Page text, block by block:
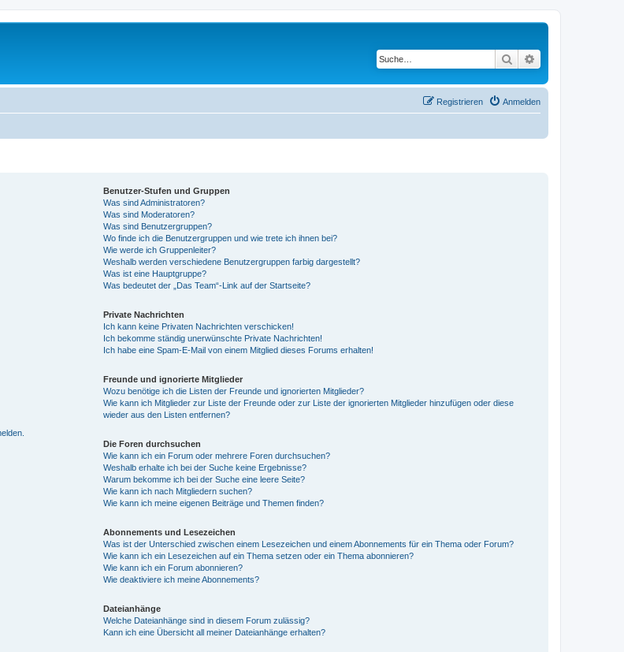
Suche
Anmelden
Registrieren
Benutzer-Stufen und Gruppen
Was sind Administratoren?
Was sind Moderatoren?
Was sind Benutzergruppen?
Wo finde ich die Benutzergruppen und wie trete ich ihnen bei?
Wie werde ich Gruppenleiter?
Weshalb werden verschiedene Benutzergruppen farbig dargestellt?
Was ist eine Hauptgruppe?
Was bedeutet der „Das Team“-Link auf der Startseite?
Private Nachrichten
Ich kann keine Privaten Nachrichten verschicken!
Ich bekomme ständig unerwünschte Private Nachrichten!
Ich habe eine Spam-E-Mail von einem Mitglied dieses Forums erhalten!
Freunde und ignorierte Mitglieder
Wozu benötige ich die Listen der Freunde und ignorierten Mitglieder?
Wie kann ich Mitglieder zur Liste der Freunde oder zur Liste der ignorierten Mitglieder hinzufügen oder diese
wieder aus den Listen entfernen?
Die Foren durchsuchen
Wie kann ich ein Forum oder mehrere Foren durchsuchen?
Weshalb erhalte ich bei der Suche keine Ergebnisse?
Warum bekomme ich bei der Suche eine leere Seite?
Wie kann ich nach Mitgliedern suchen?
Wie kann ich meine eigenen Beiträge und Themen finden?
Abonnements und Lesezeichen
Was ist der Unterschied zwischen einem Lesezeichen und einem Abonnements für ein Thema oder Forum?
Wie kann ich ein Lesezeichen auf ein Thema setzen oder ein Thema abonnieren?
Wie kann ich ein Forum abonnieren?
Wie deaktiviere ich meine Abonnements?
Dateianhänge
Welche Dateianhänge sind in diesem Forum zulässig?
Kann ich eine Übersicht all meiner Dateianhänge erhalten?